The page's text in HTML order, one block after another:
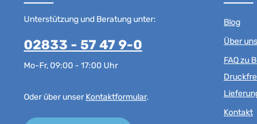
Unterstützung und Beratung unter:
02833 - 57 47 9-0
Mo-Fr, 09:00 - 17:00 Uhr
Oder über unserKontaktformular.
Blog
Über uns
FAQ zu
Kontakt